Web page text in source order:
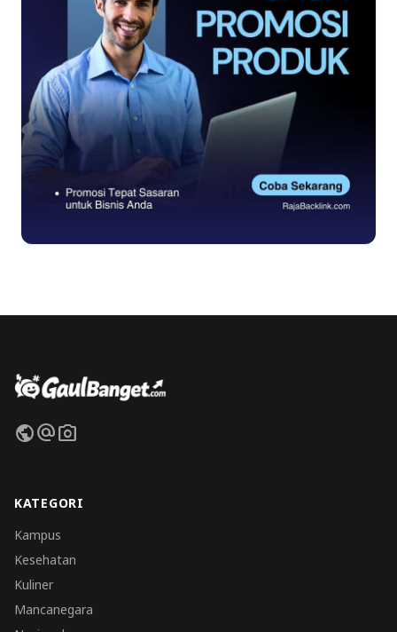
publicalternate_emailphoto_camera
KATEGORI
Kampus
Kesehatan
Kuliner
Mancanegara